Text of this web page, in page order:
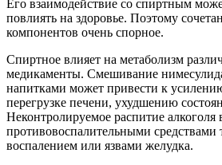
Его взаимодействие со спиртным
повлиять на здоровье. Поэтому
компонентов очень спорное.
Спиртное влияет на метаболизм
медикаменты. Смешивание
напитками может привести к
перегрузке печени, ухудшению
Неконтролируемое распитие алкоголя
противовоспалительными средствами
воспалением или язвами желудка.